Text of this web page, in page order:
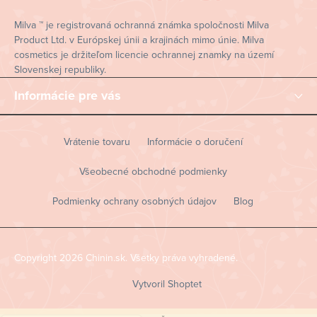
Milva ™ je registrovaná ochranná známka spoločnosti Milva
Product Ltd. v Európskej únii a krajinách mimo únie. Milva
cosmetics je držiteľom licencie ochrannej znamky na území
Slovenskej republiky.
Informácie pre vás
Vrátenie tovaru Informácie o doručení
Všeobecné obchodné podmienky
Podmienky ochrany osobných údajov Blog
Vytvoril Shoptet
Copyright 2026 Chinin.sk. Všetky práva vyhradené.